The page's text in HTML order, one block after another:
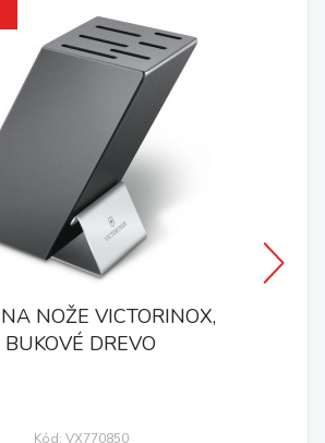
NOŽE VICTORINOX,
BUKOVÉ DREVO
Kód: VX770850